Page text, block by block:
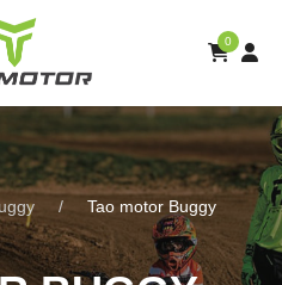
0
Tao motor Buggy